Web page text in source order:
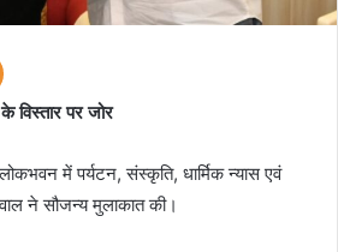
विस्तार पर जोर
में पर्यटन, संस्कृति, धार्मिक न्यास एवं
ने सौजन्य मुलाकात की।